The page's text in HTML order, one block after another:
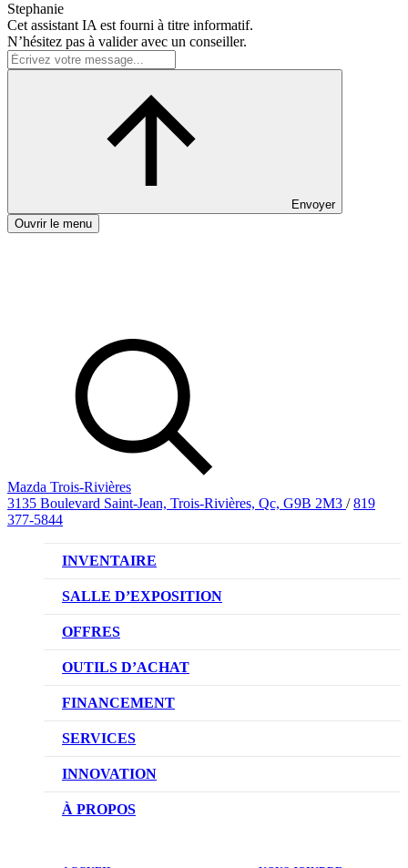
Stephanie
Cet assistant IA est fourni à titre informatif.
N’hésitez pas à valider avec un conseiller.
Envoyer
Ouvrir le menu
Mazda Trois-Rivières
3135 Boulevard Saint-Jean, Trois-Rivières, Qc, G9B 2M3 / 819
377-5844
INVENTAIRE
VÉHICULES NEUFS
VÉHICULES D’OCCASION
SALLE D’EXPOSITION
OFFRES
OFFRES DU CONCESSIONNAIRE
OUTILS D’ACHAT
CONFIGUREZ VOTRE VÉHICULE
RÉSERVEZ UN ESSAI ROUTIER
DEMANDEZ UN PRIX
FINANCEMENT
NOTRE DIFFÉRENCE
DEMANDE DE CRÉDIT AUTO
SERVICES
NOTRE PROMESSE
PRENDRE UN RENDEZ-VOUS
INNOVATION
TECHNOLOGIE SKYACTIV
À PROPOS